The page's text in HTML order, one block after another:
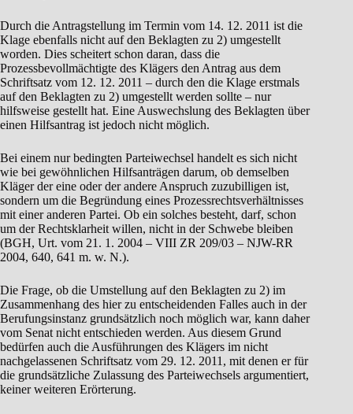
Durch die Antragstellung im Termin vom 14. 12. 2011 ist die
Klage ebenfalls nicht auf den Beklagten zu 2) umgestellt
worden. Dies scheitert schon daran, dass die
Prozessbevollmächtigte des Klägers den Antrag aus dem
Schriftsatz vom 12. 12. 2011 – durch den die Klage erstmals
auf den Beklagten zu 2) umgestellt werden sollte – nur
hilfsweise gestellt hat. Eine Auswechslung des Beklagten über
einen Hilfsantrag ist jedoch nicht möglich.
Bei einem nur bedingten Parteiwechsel handelt es sich nicht
wie bei gewöhnlichen Hilfsanträgen darum, ob demselben
Kläger der eine oder der andere Anspruch zuzubilligen ist,
sondern um die Begründung eines Prozessrechtsverhältnisses
mit einer anderen Partei. Ob ein solches besteht, darf, schon
um der Rechtsklarheit willen, nicht in der Schwebe bleiben
(BGH, Urt. vom 21. 1. 2004 – VIII ZR 209/03 – NJW-RR
2004, 640, 641 m. w. N.).
Die Frage, ob die Umstellung auf den Beklagten zu 2) im
Zusammenhang des hier zu entscheidenden Falles auch in der
Berufungsinstanz grundsätzlich noch möglich war, kann daher
vom Senat nicht entschieden werden. Aus diesem Grund
bedürfen auch die Ausführungen des Klägers im nicht
nachgelassenen Schriftsatz vom 29. 12. 2011, mit denen er für
die grundsätzliche Zulassung des Parteiwechsels argumentiert,
keiner weiteren Erörterung.